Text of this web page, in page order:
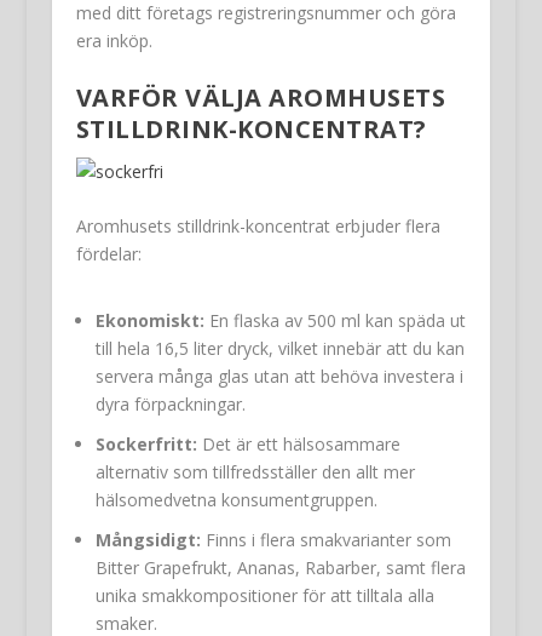
med ditt företags registreringsnummer och göra
era inköp.
VARFÖR VÄLJA AROMHUSETS
STILLDRINK-KONCENTRAT?
Aromhusets stilldrink-koncentrat erbjuder flera
fördelar:
Ekonomiskt: En flaska av 500 ml kan späda ut
till hela 16,5 liter dryck, vilket innebär att du kan
servera många glas utan att behöva investera i
dyra förpackningar.
Sockerfritt: Det är ett hälsosammare
alternativ som tillfredsställer den allt mer
hälsomedvetna konsumentgruppen.
Mångsidigt: Finns i flera smakvarianter som
Bitter Grapefrukt, Ananas, Rabarber, samt flera
unika smakkompositioner för att tilltala alla
smaker.